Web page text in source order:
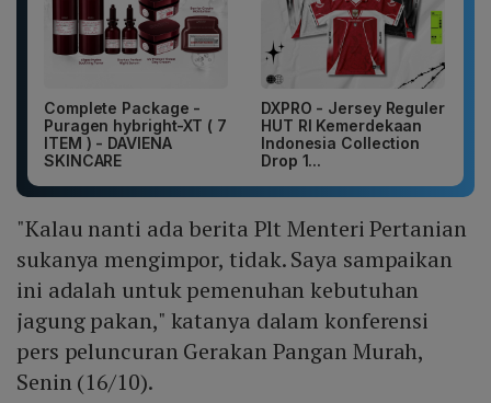
Complete Package -
Puragen hybright-XT ( 7
ITEM ) - DAVIENA
SKINCARE
DXPRO - Jersey Reguler
HUT RI Kemerdekaan
Indonesia Collection
Drop 1...
"Kalau nanti ada berita Plt Menteri Pertanian
sukanya mengimpor, tidak. Saya sampaikan
ini adalah untuk pemenuhan kebutuhan
jagung pakan," katanya dalam konferensi
pers peluncuran Gerakan Pangan Murah,
Senin (16/10).